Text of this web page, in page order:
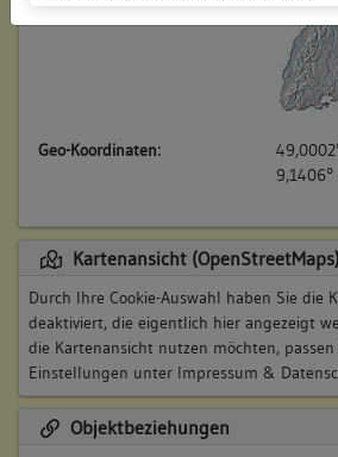
Geo-Koordinaten:
Kartenansicht (OpenStreetMaps)
Durch Ihre Cookie-Auswahl haben Sie die
deaktiviert, die eigentlich hier angezeigt
die Kartenansicht nutzen möchten,
Einstellungen unter Impressum &
Objektbeziehungen